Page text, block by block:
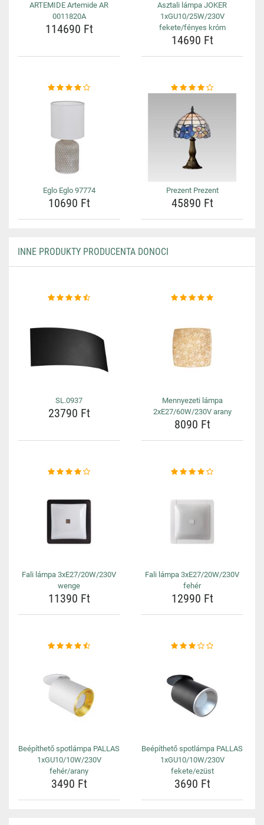
ARTEMIDE Artemide AR
0011820A
114690 Ft
Asztali lámpa JOKER
1xGU10/25W/230V
fekete/fényes króm
14690 Ft
Eglo Eglo 97774
10690 Ft
Prezent Prezent
45890 Ft
INNE PRODUKTY PRODUCENTA DONOCI
SL.0937
23790 Ft
Mennyezeti lámpa
2xE27/60W/230V arany
8090 Ft
Fali lámpa 3xE27/20W/230V
wenge
11390 Ft
Fali lámpa 3xE27/20W/230V
fehér
12990 Ft
Beépíthető spotlámpa PALLAS
1xGU10/10W/230V
fehér/arany
3490 Ft
Beépíthető spotlámpa PALLAS
1xGU10/10W/230V
fekete/ezüst
3690 Ft